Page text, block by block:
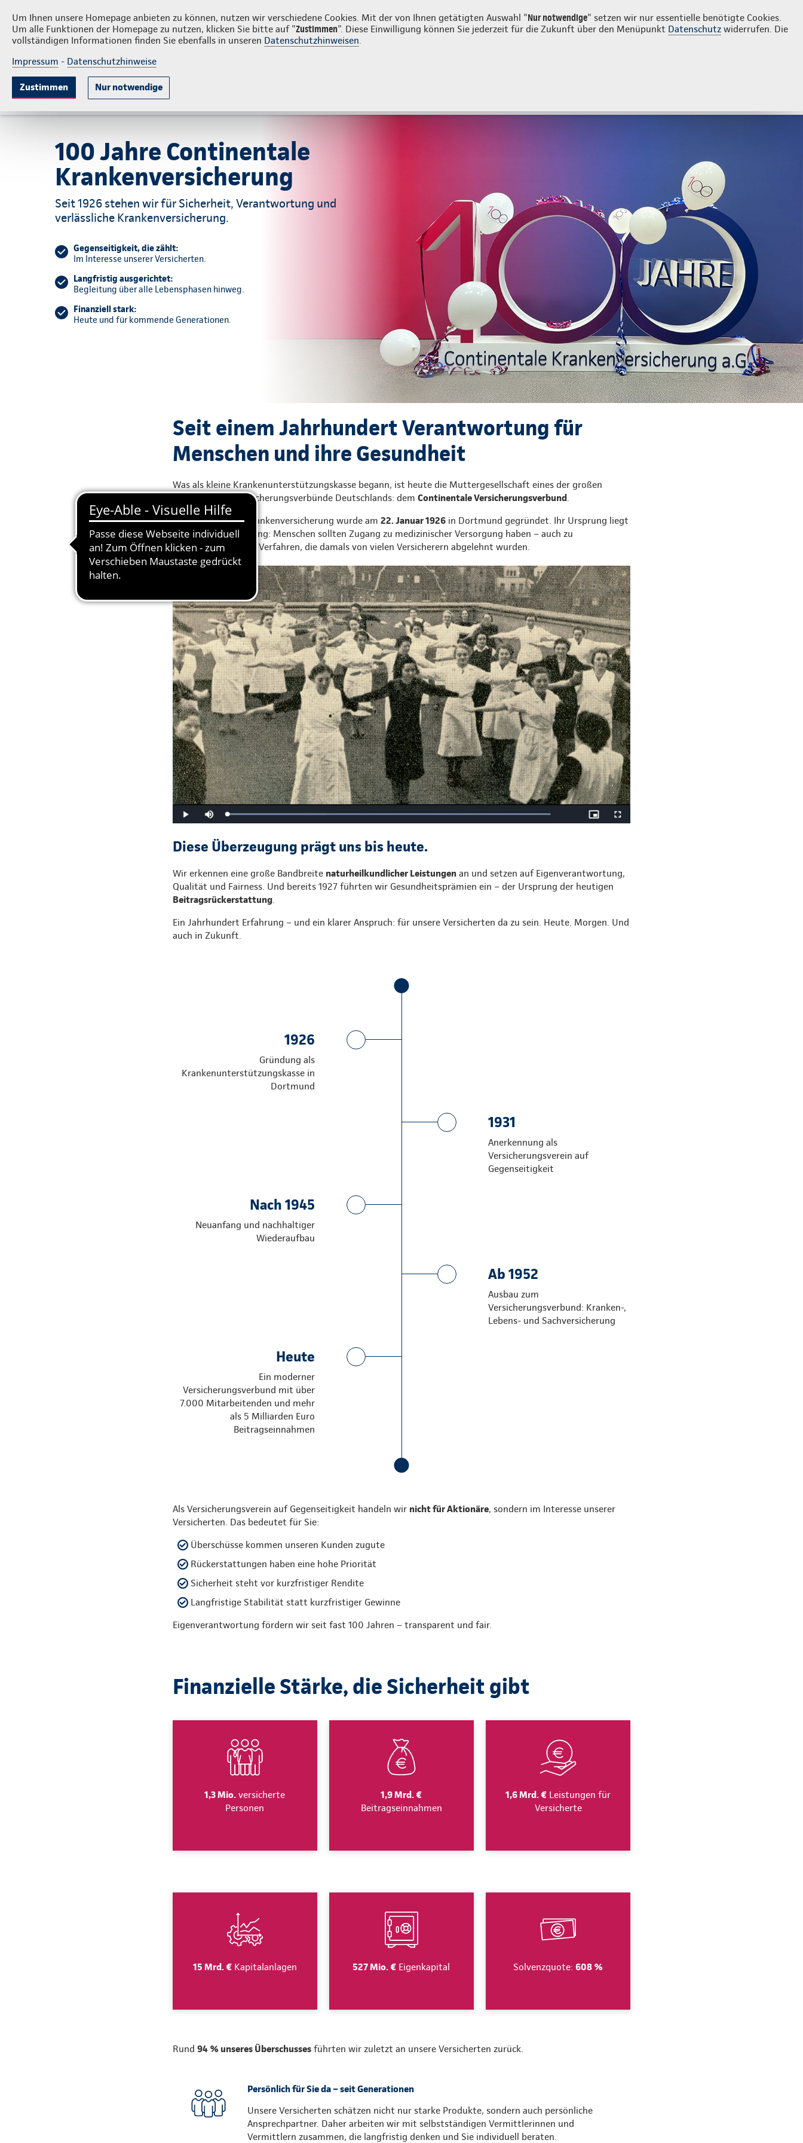
Um Ihnen unsere Homepage anbieten zu können, nutzen wir verschiedene Cookies. Mit der von Ihnen getätigten Auswahl "Nur notwendige" setzen wir nur essentielle benötigte Cookies.
Um alle Funktionen der Homepage zu nutzen, klicken Sie bitte auf "Zustimmen". Diese Einwilligung können Sie jederzeit für die Zukunft über den Menüpunkt Datenschutz widerrufen. Die
vollständigen Informationen finden Sie ebenfalls in unseren Datenschutzhinweisen.
Impressum - Datenschutzhinweise
Zustimmen Nur notwendige
Suche Login Continentale vor Ort
Krankenversicherung
Privatkunden Firmenkunden Über uns Karriere
Vertrauen, das bleibt. Finanzielle Stärke
100 Jahre Continentale
Krankenversicherung
Seit 1926 stehen wir für Sicherheit, Verantwortung und
verlässliche Krankenversicherung.
Gegenseitigkeit, die zählt:
Im Interesse unserer Versicherten.
Langfristig ausgerichtet:
Begleitung über alle Lebensphasen hinweg.
Finanziell stark:
Heute und für kommende Generationen.
Seit einem Jahrhundert Verantwortung für
Menschen und ihre Gesundheit
Was als kleine Krankenunterstützungskasse begann, ist heute die Muttergesellschaft eines der großen
unabhängigen Versicherungsverbünde Deutschlands: dem Continentale Versicherungsverbund.
Die Continentale Krankenversicherung wurde am 22. Januar 1926in Dortmund gegründet. Ihr Ursprung liegt
in einer klaren Haltung: Menschen sollten Zugang zu medizinischer Versorgung haben – auch zu
naturheilkundlichen Verfahren, die damals von vielen Versicherern abgelehnt wurden.
Diese Überzeugung prägt uns bis heute.
Wir erkennen eine große Bandbreite naturheilkundlicher Leistungenan und setzen auf Eigenverantwortung,
Qualität und Fairness. Und bereits 1927 führten wir Gesundheitsprämien ein – der Ursprung der heutigen
Beitragsrückerstattung.
Ein Jahrhundert Erfahrung – und ein klarer Anspruch: für unsere Versicherten da zu sein. Heute. Morgen. Und
auch in Zukunft.
1926
Gründung als
Krankenunterstützungskasse in
Dortmund
1931
Anerkennung als
Versicherungsverein auf
Gegenseitigkeit
Nach 1945
Neuanfang und nachhaltiger
Wiederaufbau
Ab 1952
Ausbau zum
Versicherungsverbund: Kranken-,
Lebens- und Sachversicherung
Heute
Ein moderner
Versicherungsverbund mit über
7.000 Mitarbeitenden und mehr
als 5 Milliarden Euro
Beitragseinnahmen
Als Versicherungsverein auf Gegenseitigkeit handeln wir nicht für Aktionäre, sondern im Interesse unserer
Versicherten. Das bedeutet für Sie:
Überschüsse kommen unseren Kunden zugute
Rückerstattungen haben eine hohe Priorität
Sicherheit steht vor kurzfristiger Rendite
Langfristige Stabilität statt kurzfristiger Gewinne
Eigenverantwortung fördern wir seit fast 100 Jahren – transparent und fair.
Finanzielle Stärke, die Sicherheit gibt
1,3 Mio. versicherte
Personen
1,9 Mrd. €
Beitragseinnahmen
1,6 Mrd. € Leistungen für
Versicherte
15 Mrd. €Kapitalanlagen 527 Mio. € Eigenkapital Solvenzquote:608 %
Rund 94 % unseres Überschussesführten wir zuletzt an unsere Versicherten zurück.
Persönlich für Sie da – seit Generationen
Unsere Versicherten schätzen nicht nur starke Produkte, sondern auch persönliche
Ansprechpartner. Daher arbeiten wir mit selbstständigen Vermittlerinnen und
Vermittlern zusammen, die langfristig denken und Sie individuell beraten.